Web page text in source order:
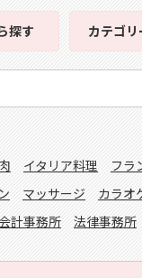
探す カテゴリ
イタリア料理
フラ
マッサージ
カラオ
会計事務所 法律事務所